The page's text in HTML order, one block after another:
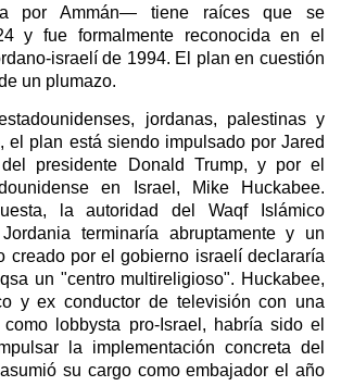
por Ammán— tiene raíces que se
y fue formalmente reconocida en el
israelí de 1994. El plan en cuestión
un plumazo.
jordanas, palestinas y
el plan está siendo impulsado por Jared
presidente Donald Trump, y por el
en Israel, Mike Huckabee.
la autoridad del Waqf Islámico
terminaría abruptamente y un
creado por el gobierno israelí declararía
un "centro multireligioso". Huckabee,
y ex conductor de televisión con una
como lobbysta pro-Israel, habría sido el
la implementación concreta del
su cargo como embajador el año